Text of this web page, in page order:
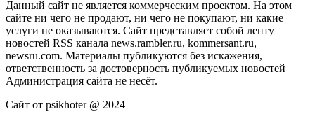
Данный сайт не является коммерческим проектом. На этом
сайте ни чего не продают, ни чего не покупают, ни какие
услуги не оказываются. Сайт представляет собой ленту
новостей RSS канала news.rambler.ru, kommersant.ru,
newsru.com. Материалы публикуются без искажения,
ответственность за достоверность публикуемых новостей
Администрация сайта не несёт.
Сайт от psikhoter @ 2024